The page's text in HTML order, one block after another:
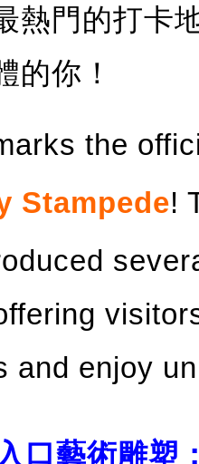
熱門的打卡
的你！
the
Stampede!
and enjoy
口藝術雕塑